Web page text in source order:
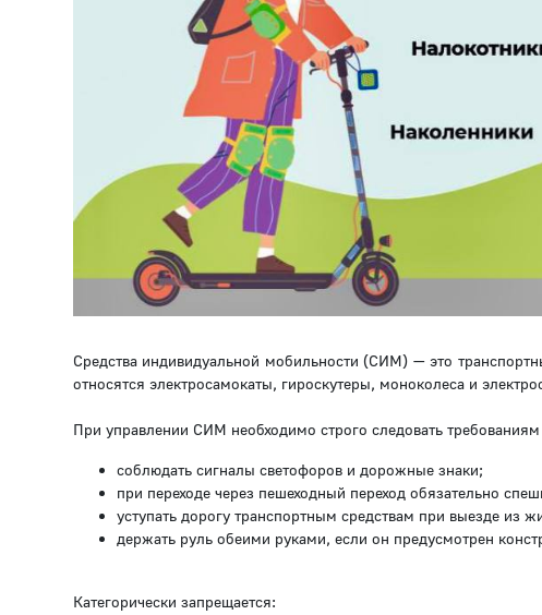
Средства индивидуальной мобильности (СИМ) — это
относятся электросамокаты, гироскутеры, моноколеса и
При управлении СИМ необходимо строго следовать требованиям
соблюдать сигналы светофоров и дорожные знаки;
при переходе через пешеходный переход обязательно
уступать дорогу транспортным средствам при выезде из
держать руль обеими руками, если он предусмотрен
Категорически запрещается: